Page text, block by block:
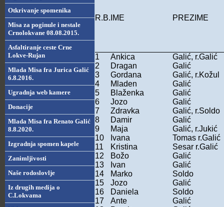
Otkrivanje spomenika
Misa za poginule i nestale
Crnolokvane 08.08.2015.
Asfaltiranje ceste Crne
Lokve-Rujan
Mlada Misa fra Jurica Galić
6.8.2016.
Ugradnja web kamere
Donacije
Mlada Misa fra Renato Galić
8.8.2020.
Izgradnja spomen kapele
Zanimljivosti
Naše rodoslovlje
Iz drugih medija o
C.Lokvama
R.B. IME PREZIME
1 Ankica
Galić, r.Galić
2
Dragan
Galić
3
Gordana
Galić, r.Kožul
4
Mladen
Galić
5
Blaženka
Galić
6
Jozo
Galić
7
Zdravka
Galić, r.Soldo
8
Damir
Galić
9
Maja
Galić, r.Jukić
10
Ivana
Tomas r.Galić
11
Kristina
Sesar r.Galić
12
Božo
Galić
13
Ivan
Galić
14
Marko
Soldo
15
Jozo
Galić
16
Daniela
Soldo
17
Ante
Galić